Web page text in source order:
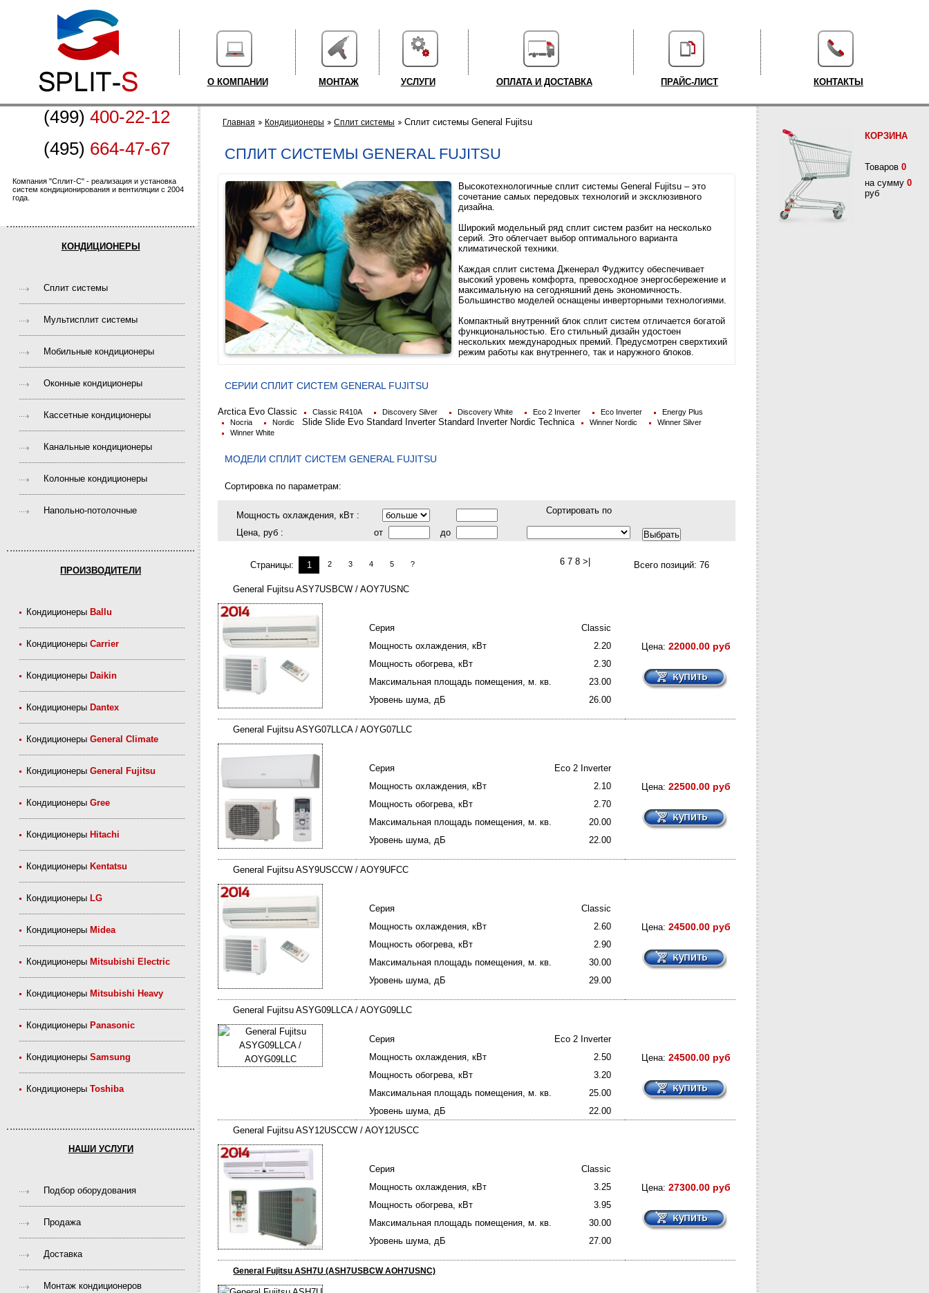
О КОМПАНИИ МОНТАЖ УСЛУГИ ОПЛАТА И ДОСТАВКА ПРАЙС-ЛИСТ КОНТАКТЫ
(499) 400-22-12
(495) 664-47-67
Компания "Сплит-С" - реализация и установка
систем кондиционирования и вентиляции с 2004
года.
КОНДИЦИОНЕРЫ
Cплит системы
Мультисплит системы
Мобильные кондиционеры
Оконные кондиционеры
Кассетные кондиционеры
Канальные кондиционеры
Колонные кондиционеры
Напольно-потолочные
ПРОИЗВОДИТЕЛИ
Кондиционеры Ballu
КондиционерыCarrier
Кондиционеры Daikin
Кондиционеры Dantex
КондиционерыGeneral Climate
КондиционерыGeneral Fujitsu
КондиционерыGree
Кондиционеры Hitachi
Кондиционеры Kentatsu
Кондиционеры LG
Кондиционеры Midea
Кондиционеры Mitsubishi Electric
Кондиционеры Mitsubishi Heavy
Кондиционеры Panasonic
КондиционерыSamsung
КондиционерыToshiba
НАШИ УСЛУГИ
Подбор оборудования
Продажа
Доставка
Монтаж кондиционеров
Главная Кондиционеры Cплит системы Cплит системы General Fujitsu
CПЛИТ СИСТЕМЫ GENERAL FUJITSU
Высокотехнологичные сплит системы General Fujitsu – это
сочетание самых передовых технологий и эксклюзивного
дизайна.
Широкий модельный ряд сплит систем разбит на несколько
серий. Это облегчает выбор оптимального варианта
климатической техники.
Каждая сплит система Дженерал Фуджитсу обеспечивает
высокий уровень комфорта, превосходное энергосбережение и
максимальную на сегодняшний день экономичность.
Большинство моделей оснащены инверторными технологиями.
Компактный внутренний блок сплит систем отличается богатой
функциональностью. Его стильный дизайн удостоен
нескольких международных премий. Предусмотрен сверхтихий
режим работы как внутреннего, так и наружного блоков.
СЕРИИ CПЛИТ СИСТЕМ GENERAL FUJITSU
Arctica Evo Classic Classic R410A Discovery Silver Discovery White Eco 2 Inverter Eco Inverter
Energy Plus
Nocria
Nordic Slide Slide Evo Standard Inverter Standard Inverter Nordic Technica Winner Nordic
Winner Silver
Winner White
МОДЕЛИ CПЛИТ СИСТЕМ GENERAL FUJITSU
Сортировка по параметрам:
Мощность охлаждения, кВт :
Цена, руб :
от до
Сортировать по
Страницы: 1 2 3 4 5 6 7 8
? >| Всего позиций:76
General Fujitsu ASY7USBCW / AOY7USNC
Серия
Classic
Мощность охлаждения, кВт
2.20
Мощность обогрева, кВт
2.30
Максимальная площадь помещения, м. кв.
23.00
Уровень шума, дБ
26.00
Цена: 22000.00 руб
General Fujitsu ASYG07LLCA / AOYG07LLC
Серия
Eco 2 Inverter
Мощность охлаждения, кВт
2.10
Мощность обогрева, кВт
2.70
Максимальная площадь помещения, м. кв.
20.00
Уровень шума, дБ
22.00
Цена: 22500.00 руб
General Fujitsu ASY9USCCW / AOY9UFCC
Серия
Classic
Мощность охлаждения, кВт
2.60
Мощность обогрева, кВт
2.90
Максимальная площадь помещения, м. кв.
30.00
Уровень шума, дБ
29.00
Цена: 24500.00 руб
General Fujitsu ASYG09LLCA / AOYG09LLC
Серия
Eco 2 Inverter
Мощность охлаждения, кВт
2.50
Мощность обогрева, кВт
3.20
Максимальная площадь помещения, м. кв.
25.00
Уровень шума, дБ
22.00
Цена: 24500.00 руб
General Fujitsu ASY12USCCW / AOY12USCC
Серия
Classic
Мощность охлаждения, кВт
3.25
Мощность обогрева, кВт
3.95
Максимальная площадь помещения, м. кв.
30.00
Уровень шума, дБ
27.00
Цена: 27300.00 руб
General Fujitsu ASH7U (ASH7USBCW AOH7USNC)
КОРЗИНА
Товаров 0
на сумму 0
руб